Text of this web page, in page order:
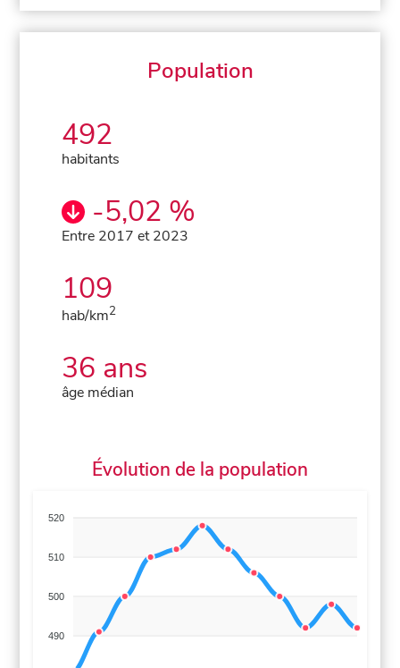
Population
492
habitants
-5,02 %
Entre 2017 et 2023
109
hab/km2
36 ans
âge médian
Évolution de la population
520
510
500
490